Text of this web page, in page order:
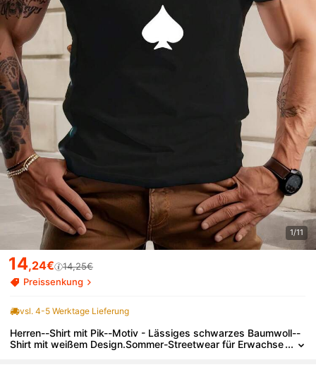
1/11
14,24€
14,25€
Preissenkung
vsl. 4-5 Werktage Lieferung
Herren--Shirt mit Pik--Motiv - Lässiges schwarzes Baumwoll--
Shirt mit weißem Design.Sommer-Streetwear für Erwachse